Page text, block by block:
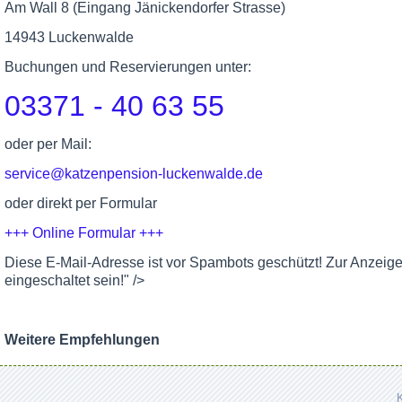
Am Wall 8 (Eingang Jänickendorfer Strasse)
14943 Luckenwalde
Buchungen und Reservierungen unter:
03371 - 40 63 55
oder per Mail:
service@katzenpension-luckenwalde.de
oder direkt per Formular
+++ Online Formular +++
Diese E-Mail-Adresse ist vor Spambots geschützt! Zur
eingeschaltet sein!" />
Weitere Empfehlungen